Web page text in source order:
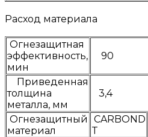
Расход материала
Огнезащитная
эффективность,
мин
90
Приведенная
толщина
металла, мм
3,4
Огнезащитный
материал
CARBOND
T